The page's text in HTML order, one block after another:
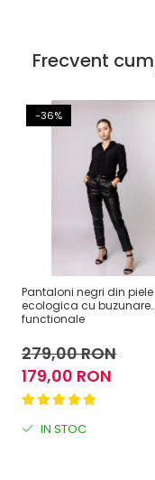
Frecvent
-36%
Pantaloni negri din piele
ecologica cu buzunare
functionale
279,00 RON
179,00 RON
IN STOC